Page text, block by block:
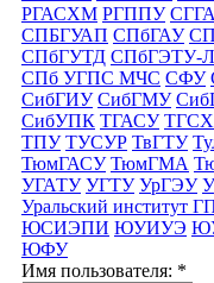
РГАСХМ РГППУ СГГА
СПБГУАП СПбГАУ
СПбГУТД СПбГЭТУ-
СПб УГПС МЧС СФУ
СибГИУ СибГМУ
СибУПК ТГАСУ
ТПУ ТУСУР ТвГТУ
ТюмГАСУ ТюмГМА
УГАТУ УГТУ УрГЭУ
Уральский институт
ЮСИЭПИ ЮУИУЭ
ЮФУ
Имя пользователя: *